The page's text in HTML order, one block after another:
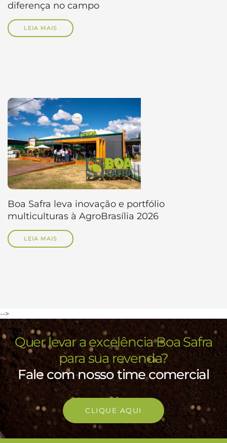
diferença no campo
LEIA MAIS
Boa Safra leva inovação e portfólio
multiculturas à AgroBrasília 2026
LEIA MAIS
-->
Quer levar a excelência Boa Safra
para sua revenda?
Fale com nosso time comercial
CLIQUE AQUI